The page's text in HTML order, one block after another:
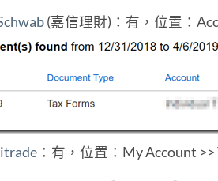
(嘉信理財)：有，位置：
：有，位置：My Account >>